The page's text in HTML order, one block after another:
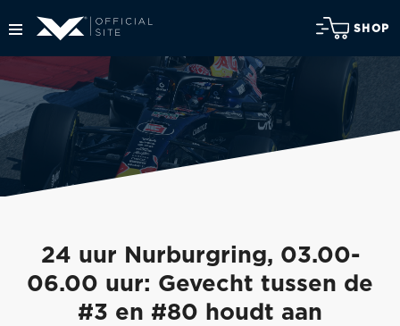
SHOP
24 uur Nurburgring, 03.00-
06.00 uur: Gevecht tussen de
#3 en #80 houdt aan